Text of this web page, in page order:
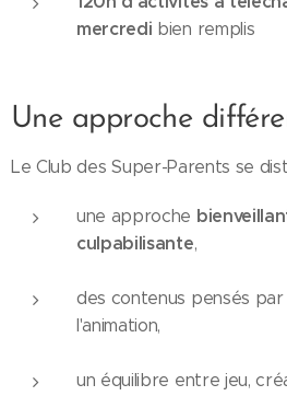
mercredi bien remplis
Une approche
Le Club des Super-Parents se
une approche
culpabilisante,
des contenus pensés
l'animation,
un équilibre entre jeu,